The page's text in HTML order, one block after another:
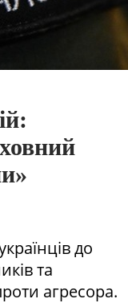
до
та
агресора.